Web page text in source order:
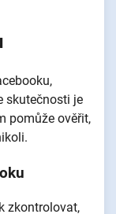
skutečnosti je
pomůže ověřit,
zkontrolovat,